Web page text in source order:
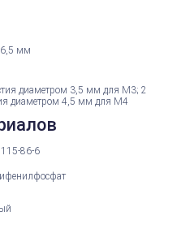
мм
диаметром 3,5 мм для М3; 2
диаметром 4,5 мм для M4
86-6